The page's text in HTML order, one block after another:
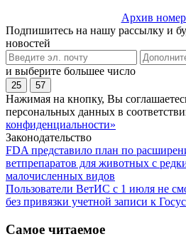
Архив
Подпишитесь на нашу рассылку и
новостей
и выберите большее число
25 57
Нажимая на кнопку, Вы
персональных данных в
конфиденциальности»
Законодательство
FDA представило план по
ветпрепаратов для животных с
малочисленных видов
Пользователи ВетИС с 1 июля не
без привязки учетной записи к
Самое читаемое